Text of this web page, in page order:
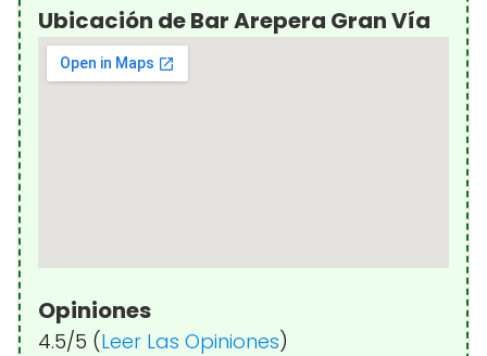
Ubicación de Bar Arepera Gran Vía
Opiniones
4.5/5 (Leer Las Opiniones)